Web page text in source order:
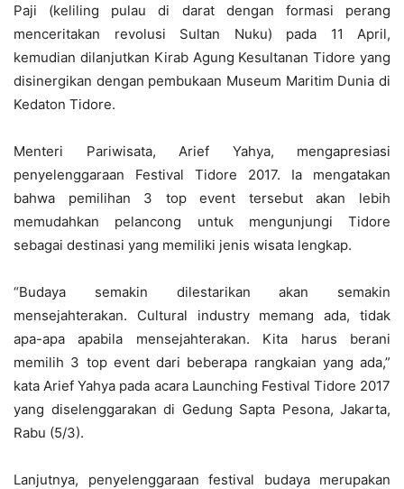
Paji (keliling pulau di darat dengan formasi perang
menceritakan revolusi Sultan Nuku) pada 11 April,
kemudian dilanjutkan Kirab Agung Kesultanan Tidore yang
disinergikan dengan pembukaan Museum Maritim Dunia di
Kedaton Tidore.
Menteri Pariwisata, Arief Yahya, mengapresiasi
penyelenggaraan Festival Tidore 2017. Ia mengatakan
bahwa pemilihan 3 top event tersebut akan lebih
memudahkan pelancong untuk mengunjungi Tidore
sebagai destinasi yang memiliki jenis wisata lengkap.
“Budaya semakin dilestarikan akan semakin
mensejahterakan. Cultural industry memang ada, tidak
apa-apa apabila mensejahterakan. Kita harus berani
memilih 3 top event dari beberapa rangkaian yang ada,”
kata Arief Yahya pada acara Launching Festival Tidore 2017
yang diselenggarakan di Gedung Sapta Pesona, Jakarta,
Rabu (5/3).
Lanjutnya, penyelenggaraan festival budaya merupakan